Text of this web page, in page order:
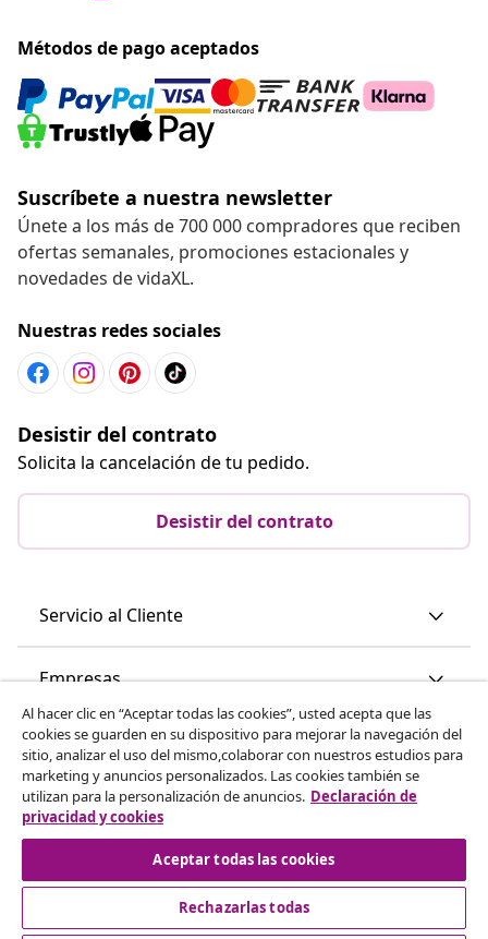
Métodos de pago aceptados
Suscríbete a nuestra newsletter
Únete a los más de 700 000 compradores que reciben
ofertas semanales, promociones estacionales y
novedades de vidaXL.
Nuestras redes sociales
Desistir del contrato
Solicita la cancelación de tu pedido.
Desistir del contrato
Servicio al Cliente
Empresas
vidaXL
Descubre mas
Al hacer clic en “Aceptar todas las cookies”, usted acepta que las
cookies se guarden en su dispositivo para mejorar la navegación del
sitio, analizar el uso del mismo,colaborar con nuestros estudios para
marketing y anuncios personalizados. Las cookies también se
utilizan para la personalización de anuncios. Declaración de
privacidad y cookies
Aceptar todas las cookies
Rechazarlas todas